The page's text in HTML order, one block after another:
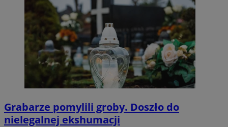
Grabarze pomylili groby. Doszło do
nielegalnej ekshumacji